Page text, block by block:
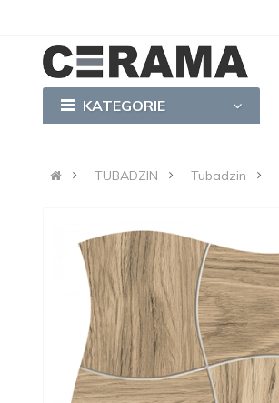
KATEGORIE
TUBADZIN Tubadzin